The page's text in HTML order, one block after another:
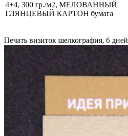
4+4, 300 гр./м2, МЕЛОВАННЫЙ
ГЛЯНЦЕВЫЙ КАРТОН бумага
Печать визиток шелкография, 6 дней